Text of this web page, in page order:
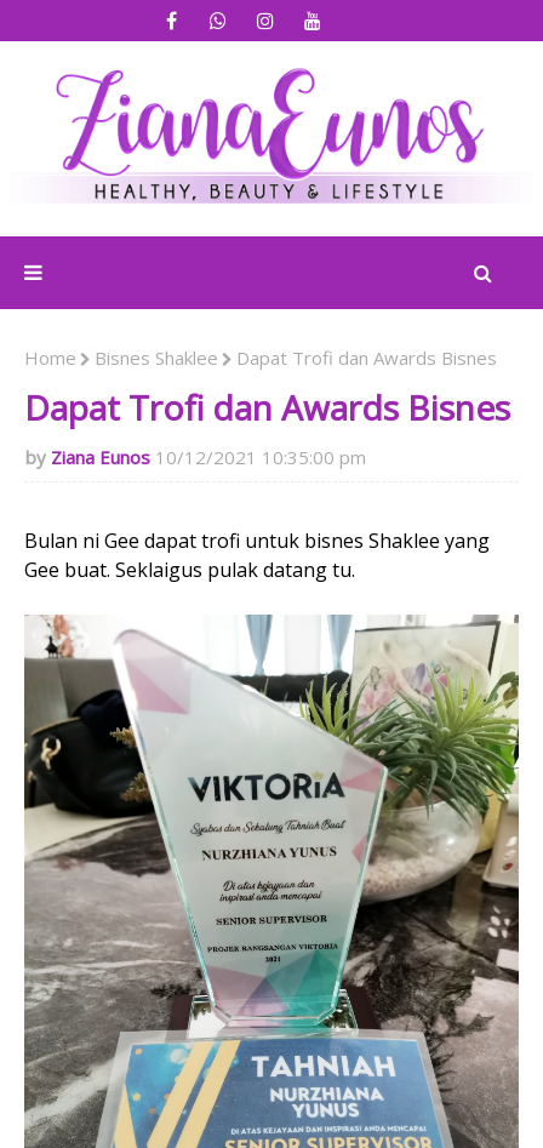
Home Bisnes Shaklee Dapat Trofi dan Awards Bisnes
Dapat Trofi dan Awards Bisnes
Ziana Eunos 10/12/2021 10:35:00 pm
Bulan ni Gee dapat trofi untuk bisnes Shaklee yang
Gee buat. Seklaigus pulak datang tu.